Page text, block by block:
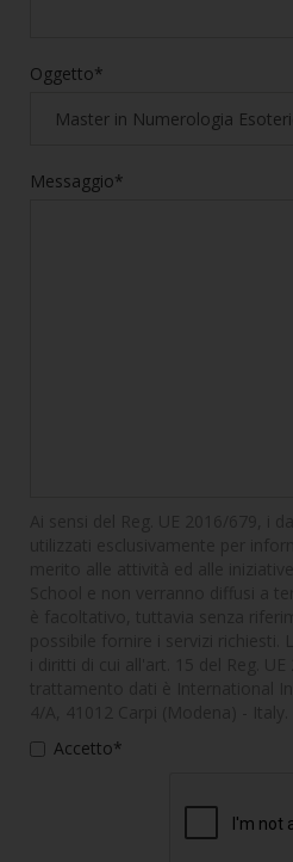
Oggetto*
Messaggio*
Accetto*